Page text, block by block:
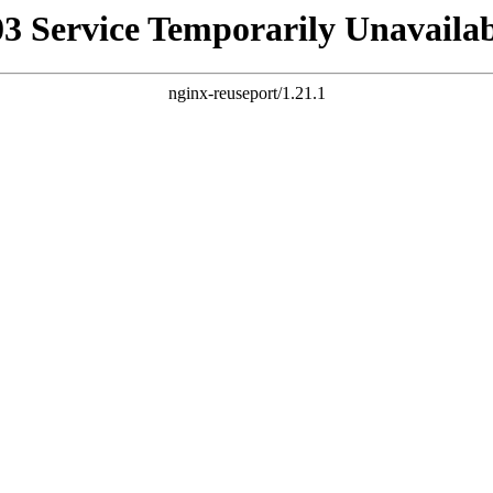
Service Temporarily
nginx-reuseport/1.21.1